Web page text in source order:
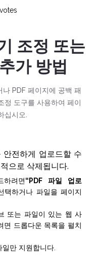
votes
조정 또는
가 방법
PDF 페이지에 공백 패
정 도구를 사용하여 페이
십시오.
안전하게 업로드할 수
으로 삭제됩니다.
려면“PDF 파일 업로
택하거나 파일을 페이지
또는 파일이 있는 웹 사
면 드롭다운 목록을 펼치
만 지원합니다.